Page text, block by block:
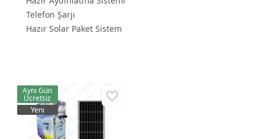
Telefon Şarjı
Hazır Solar Paket Sistem
Aynı Gün
Ücretsiz
Yeni